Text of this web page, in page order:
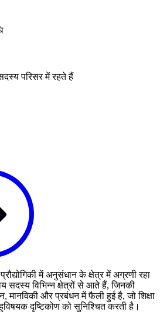
परिसर में रहते हैं
में अनुसंधान के क्षेत्र में अग्रणी रहा
विभिन्न क्षेत्रों से आते हैं, जिनकी
मानविकी और प्रबंधन में फैली हुई है, जो शिक्षा
दृष्टिकोण को सुनिश्चित करती है।